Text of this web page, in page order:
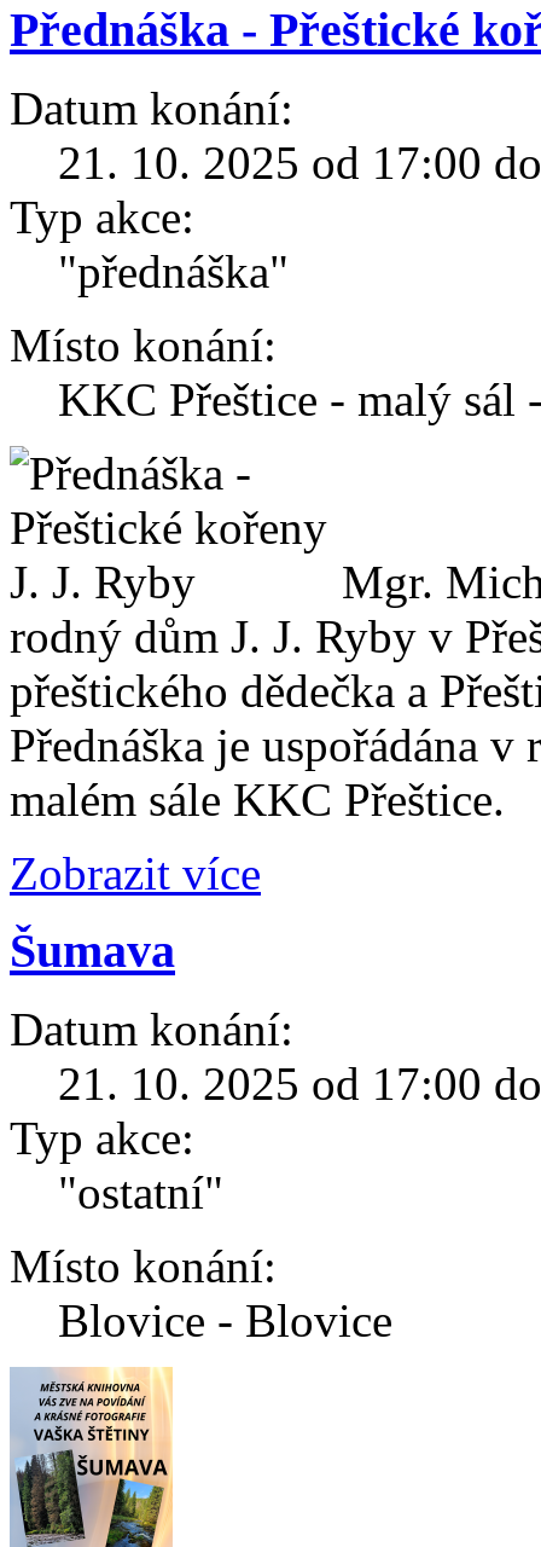
Přednáška - Přeštické
Datum konání:
21. 10. 2025 od 17:00
Typ akce:
"přednáška"
Místo konání:
KKC Přeštice - malý sál
Mgr.
rodný dům J. J. Ryby v
přeštického dědečka a
Přednáška je uspořádána
malém sále KKC Přeštice.
Zobrazit více
Šumava
Datum konání:
21. 10. 2025 od 17:00
Typ akce:
"ostatní"
Místo konání:
Blovice - Blovice